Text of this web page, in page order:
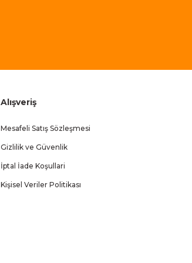
Alışveriş
Mesafeli Satış Sözleşmesi
Gizlilik ve Güvenlik
İptal İade Koşullari
Kişisel Veriler Politikası